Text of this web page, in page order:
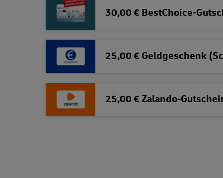
30,00 € BestChoice-
25,00 € Geldgeschenk
25,00 € Zalando-